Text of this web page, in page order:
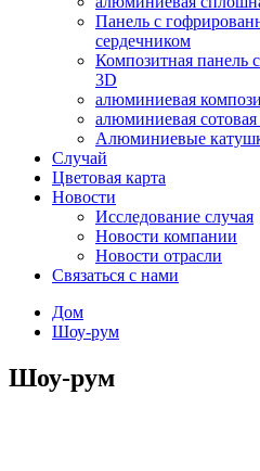
Панель с
сердечником
Композитная панель
3D
алюминиевая
алюминиевая
Алюминиевые
Случай
Цветовая карта
Новости
Исследование случая
Новости компании
Новости отрасли
Связаться с нами
Дом
Шоу-рум
Шоу-рум